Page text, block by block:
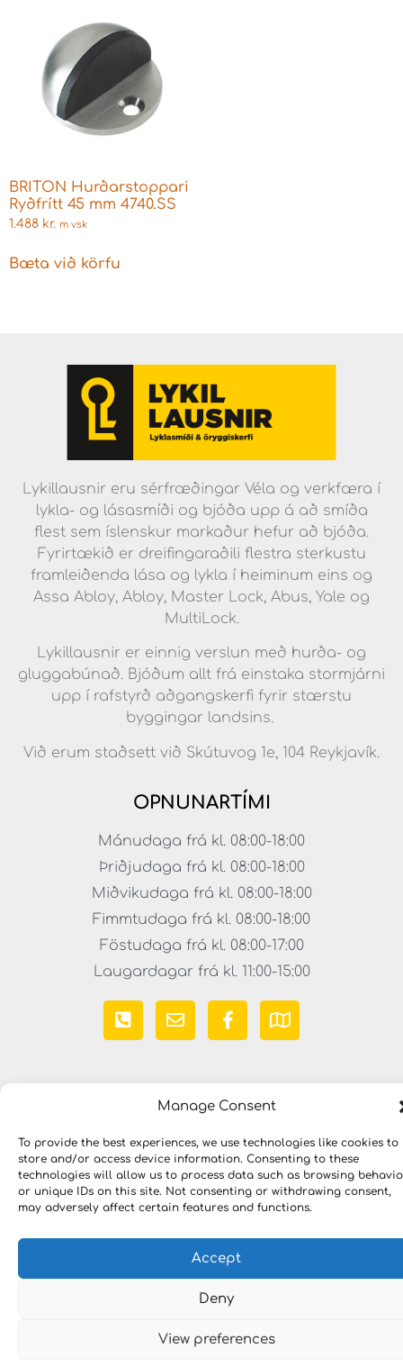
Manage Consent
To provide the best experiences, we use technologies like cookies to
store and/or access device information. Consenting to these
technologies will allow us to process data such as browsing
or unique IDs on this site. Not consenting or withdrawing consent,
may adversely affect certain features and functions.
Accept
Deny
View preferences
BRITON Hurðarstoppari
Ryðfrítt 45 mm 4740.SS
1.488 kr. m vsk
Bæta við körfu
Lykillausnir eru sérfræðingar Véla og verkfæra í
lykla- og lásasmíði og bjóða upp á að smíða
flest sem íslenskur markaður hefur að bjóða.
Fyrirtækið er dreifingaraðili flestra sterkustu
framleiðenda lása og lykla í heiminum eins og
Assa Abloy, Abloy, Master Lock, Abus, Yale og
MultiLock.
Lykillausnir er einnig verslun með hurða- og
gluggabúnað. Bjóðum allt frá einstaka stormjárni
upp í rafstyrð aðgangskerfi fyrir stærstu
byggingar landsins.
Við erum staðsett við Skútuvog 1e, 104 Reykjavík.
OPNUNARTÍMI
Mánudaga frá kl. 08:00-18:00
Þriðjudaga frá kl. 08:00-18:00
Miðvikudaga frá kl. 08:00-18:00
Fimmtudaga frá kl. 08:00-18:00
Föstudaga frá kl. 08:00-17:00
Laugardagar frá kl. 11:00-15:00
Copyright © 2023 LYKILLAUSNIR. Öll réttindi áskilin